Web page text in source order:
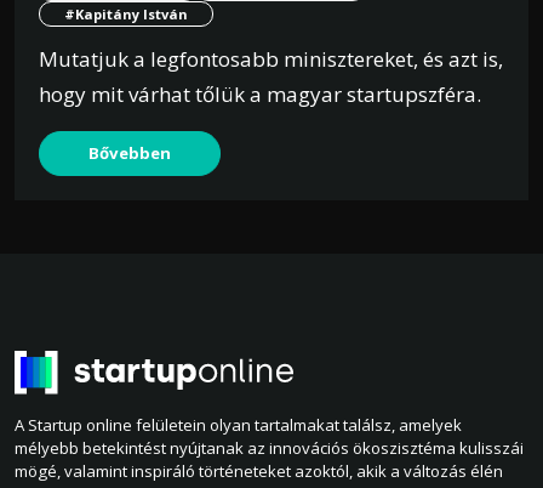
#Kapitány István
Mutatjuk a legfontosabb minisztereket, és azt is,
hogy mit várhat tőlük a magyar startupszféra.
Bővebben
A Startup online felületein olyan tartalmakat találsz, amelyek
mélyebb betekintést nyújtanak az innovációs ökoszisztéma kulisszái
mögé, valamint inspiráló történeteket azoktól, akik a változás élén